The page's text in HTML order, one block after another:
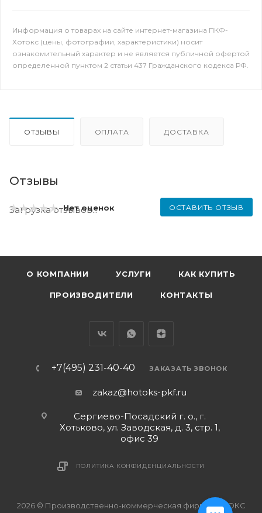
Информация о товарах на сайте интернет-магазина ПКФ-
Хотокс (цены, фотографии, характеристики) носит
ознакомительный характер и не является публичной офертой
определенной пунктом 2 статьи 437 Гражданского кодекса РФ.
ОТЗЫВЫ ОПЛАТА ДОСТАВКА
Отзывы
Нет оценок ОСТАВИТЬ ОТЗЫВ
Загрузка отзывов...
О КОМПАНИИ УСЛУГИ КАК КУПИТЬ
ПРОИЗВОДИТЕЛИ КОНТАКТЫ
+7(495) 231-40-40 ЗАКАЗАТЬ ЗВОНОК
zakaz@hotoks-pkf.ru
Сергиево-Посадский г. о., г.
Хотьково, ул. Заводская, д. 3, стр. 1,
офис 39
ПОЛИТИКА КОНФИДЕНЦИАЛЬНОСТИ
2026 © Производственно-коммерческая фирма ХОТОКС